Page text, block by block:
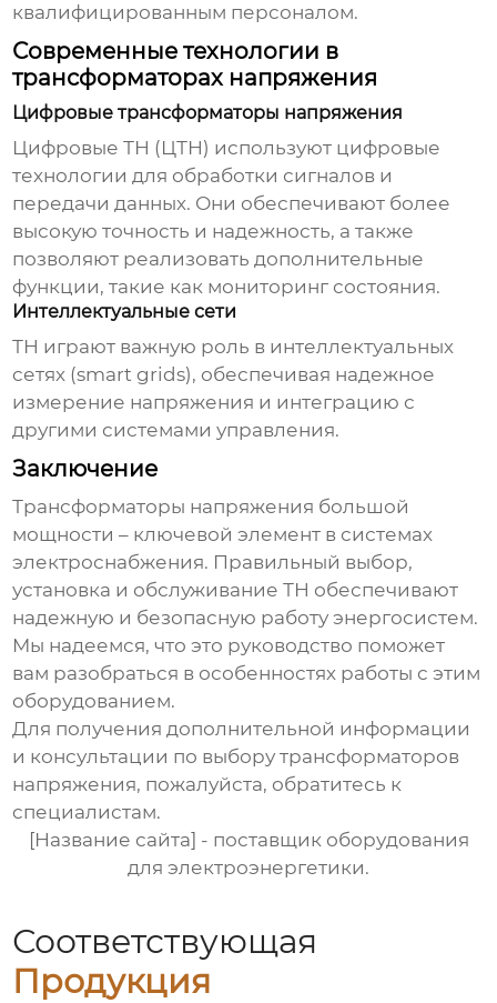
квалифицированным персоналом.
Современные технологии в
трансформаторах напряжения
Цифровые трансформаторы напряжения
Цифровые ТН (ЦТН) используют цифровые
технологии для обработки сигналов и
передачи данных. Они обеспечивают более
высокую точность и надежность, а также
позволяют реализовать дополнительные
функции, такие как мониторинг состояния.
Интеллектуальные сети
ТН играют важную роль в интеллектуальных
сетях (smart grids), обеспечивая надежное
измерение напряжения и интеграцию с
другими системами управления.
Заключение
Трансформаторы напряжения большой
мощности – ключевой элемент в системах
электроснабжения. Правильный выбор,
установка и обслуживание ТН обеспечивают
надежную и безопасную работу энергосистем.
Мы надеемся, что это руководство поможет
вам разобраться в особенностях работы с этим
оборудованием.
Для получения дополнительной информации
и консультации по выбору трансформаторов
напряжения, пожалуйста, обратитесь к
специалистам.
[Название сайта] - поставщик оборудования
для электроэнергетики.
Соответствующая
Продукция